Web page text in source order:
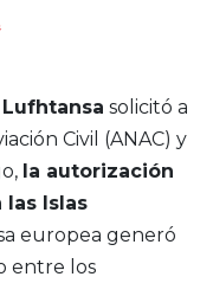
solicitó a
Civil (ANAC) y
la autorización
Islas
europea generó
entre los